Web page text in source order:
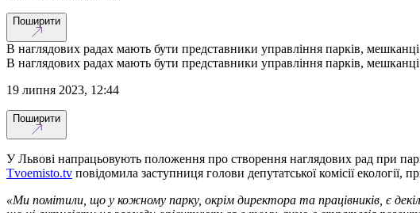
Поширити
В наглядових радах мають бути представники управління парків, мешканці
В наглядових радах мають бути представники управління парків, мешканці
19 липня 2023, 12:44
Поширити
У Львові напрацьовують положення про створення наглядових рад при
Tvoemisto.tv повідомила заступниця голови депутатської комісії
«Ми помітили, що у кожному парку, окрім директора та працівників, є